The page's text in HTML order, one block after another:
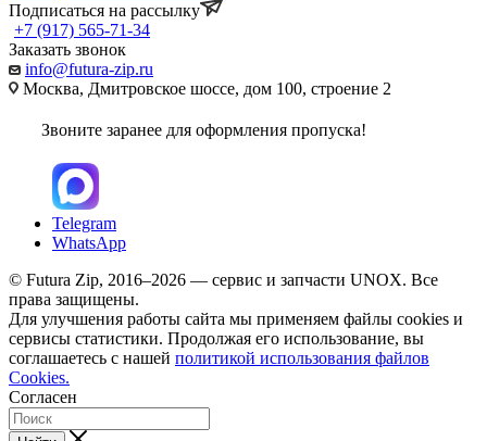
Подписаться на рассылку
+7 (917) 565-71-34
Заказать звонок
info@futura-zip.ru
Москва, Дмитровское шоссе, дом 100, строение 2
Звоните заранее для оформления пропуска!
Telegram
WhatsApp
© Futura Zip, 2016–2026 — сервис и запчасти UNOX. Все
права защищены.
Для улучшения работы сайта мы применяем файлы cookies и
сервисы статистики. Продолжая его использование, вы
соглашаетесь с нашей политикой использования файлов
Cookies.
Согласен